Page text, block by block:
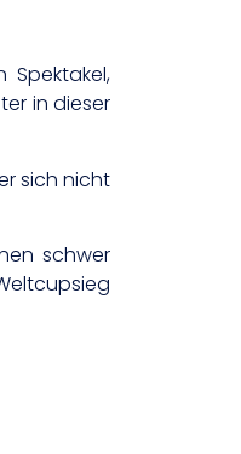
in dieser
sich nicht
schwer